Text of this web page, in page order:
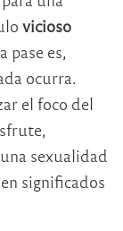
vicioso
es,
ocurra.
el foco del
sexualidad
significados